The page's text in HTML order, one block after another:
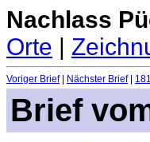
Nachlass
Orte |
Voriger Brief| Nächster Brief|
Brief